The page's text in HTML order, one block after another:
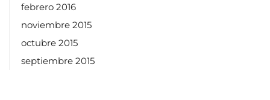
febrero 2016
noviembre 2015
octubre 2015
septiembre 2015